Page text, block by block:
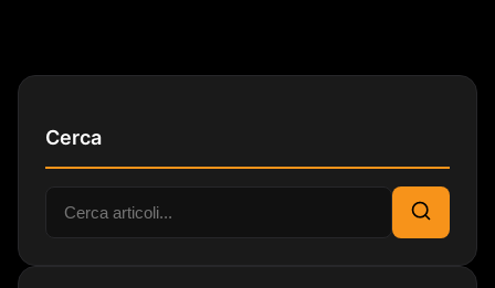
Cerca
Cerca:
Cerca